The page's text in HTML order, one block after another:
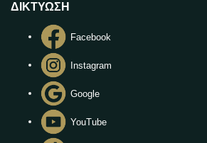
ΔΙΚΤΥΩΣΗ
Facebook
Instagram
Google
YouTube